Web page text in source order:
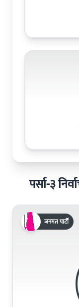
पर्सा-३
जनमत पार्टी